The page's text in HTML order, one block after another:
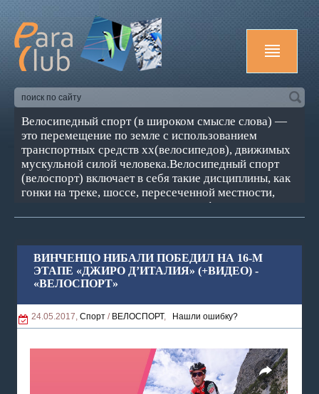
Велосипедный спорт (в широком смысле слова) —
это перемещение по земле с использованием
транспортных средств хх(велосипедов), движимых
мускульной силой человека.Велосипедный спорт
(велоспорт) включает в себя такие дисциплины, как
гонки на треке, шоссе, пересеченной местности,
горный велосипед, соревнования в фигурной езде и
игре в мяч на велосипедах — велополо и велобол и
ВИНЧЕНЦО НИБАЛИ ПОБЕДИЛ НА 16-М
ЭТАПЕ «ДЖИРО Д’ИТАЛИЯ» (+ВИДЕО) -
«ВЕЛОСПОРТ»
24.05.2017, Спорт / ВЕЛОСПОРТ, Нашли ошибку?